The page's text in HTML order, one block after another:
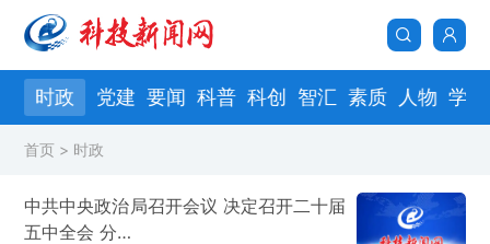
时政 党建 要闻 科普 科创 智汇 素质 人物 学会
首页 > 时政
中共中央政治局召开会议 决定召开二十届
五中全会 分…